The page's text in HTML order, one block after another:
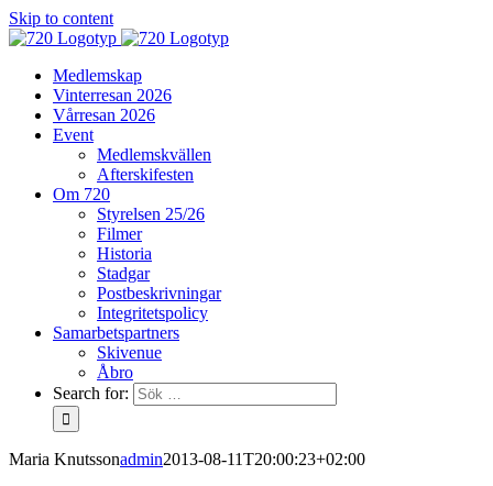
Skip to content
Medlemskap
Vinterresan 2026
Vårresan 2026
Event
Medlemskvällen
Afterskifesten
Om 720
Styrelsen 25/26
Filmer
Historia
Stadgar
Postbeskrivningar
Integritetspolicy
Samarbetspartners
Skivenue
Åbro
Search for:
Maria Knutssonadmin2013-08-11T20:00:23+02:00